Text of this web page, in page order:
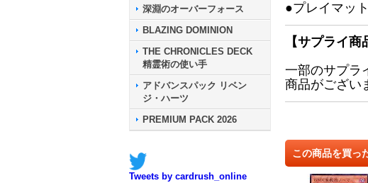
深淵のオーバーフォース
BLAZING DOMINION
THE CHRONICLES DECK
精霊術の使い手
アドバンスパック リベン
ジ・ハーツ
PREMIUM PACK 2026
Tweets by cardrush_online
●プレイマッ
【サプライ商
一部のサプラ
商品がござい
この商品を買っ